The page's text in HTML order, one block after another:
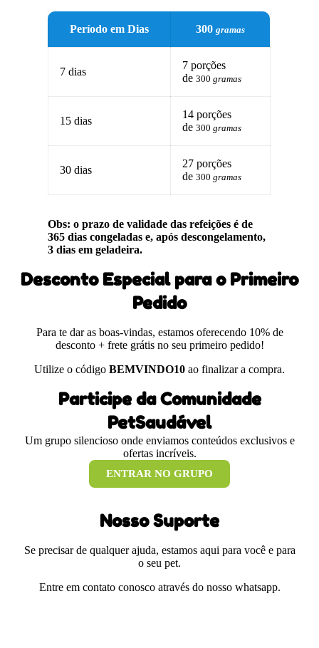
Período em Dias 300gramas
7 dias
7 porções
de300gramas
15 dias
14 porções
de300gramas
30 dias
27 porções
de300gramas
Obs: o prazo de validade das refeições é de
365 dias congeladas e, após descongelamento,
3 dias em geladeira.
Desconto Especial para o Primeiro
Pedido
Para te dar as boas-vindas, estamos oferecendo 10% de
desconto + frete grátis no seu primeiro pedido!
Utilize o código BEMVINDO10 ao finalizar a compra.
Participe da Comunidade
PetSaudável
Um grupo silencioso onde enviamos conteúdos exclusivos e
ofertas incríveis.
ENTRAR NO GRUPO
Nosso Suporte
Se precisar de qualquer ajuda, estamos aqui para você e para
o seu pet.
Entre em contato conosco através do nosso whatsapp.